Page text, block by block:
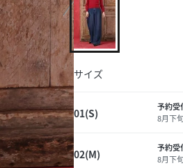
サイズ
01(S)
予約受
8月下
02(M)
予約受
8月下